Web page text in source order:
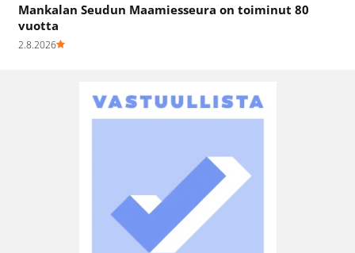
Mankalan Seudun Maamiesseura on toiminut 80
vuotta
2.8.2026